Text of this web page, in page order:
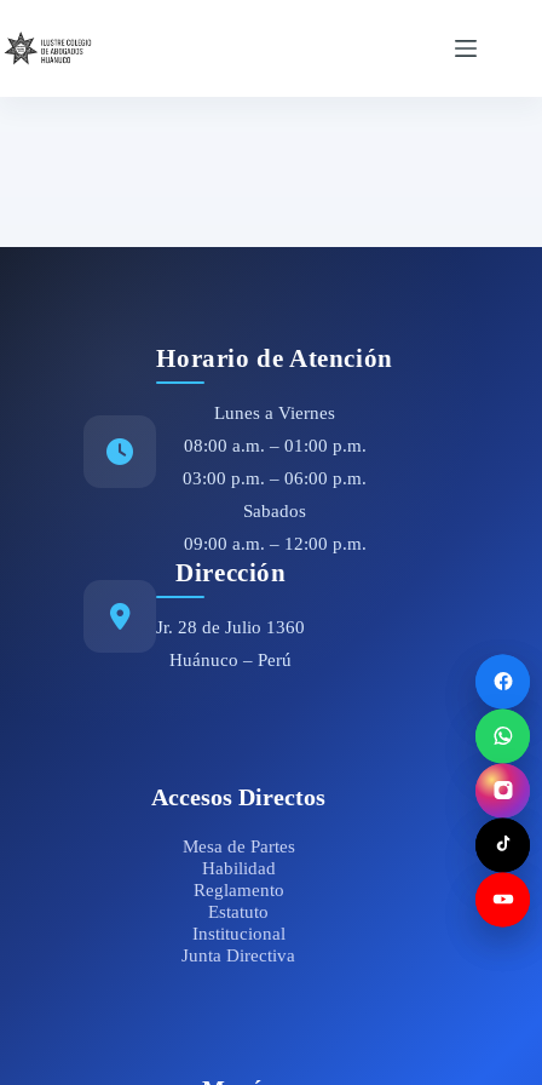
content
Horario de Atención
Lunes a Viernes
08:00 a.m. – 01:00 p.m.
03:00 p.m. – 06:00 p.m.
Sabados
09:00 a.m. – 12:00 p.m.
Dirección
Jr. 28 de Julio 1360
Huánuco – Perú
Accesos Directos
Mesa de Partes
Habilidad
Reglamento
Estatuto
Institucional
Junta Directiva